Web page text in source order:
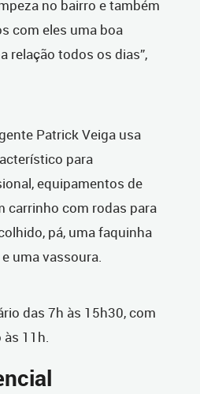
no bairro e também
com eles uma boa
relação todos os dias”,
Patrick Veiga usa
para
equipamentos de
carrinho com rodas para
pá, uma faquinha
uma vassoura.
das 7h às 15h30, com
11h.